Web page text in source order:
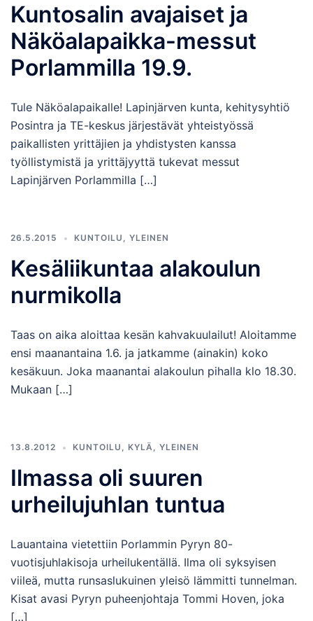
Kuntosalin avajaiset ja
Näköalapaikka-messut
Porlammilla 19.9.
Tule Näköalapaikalle! Lapinjärven kunta, kehitysyhtiö
Posintra ja TE-keskus järjestävät yhteistyössä
paikallisten yrittäjien ja yhdistysten kanssa
työllistymistä ja yrittäjyyttä tukevat messut
Lapinjärven Porlammilla […]
26.5.2015 KUNTOILU , YLEINEN
Kesäliikuntaa alakoulun
nurmikolla
Taas on aika aloittaa kesän kahvakuulailut! Aloitamme
ensi maanantaina 1.6. ja jatkamme (ainakin) koko
kesäkuun. Joka maanantai alakoulun pihalla klo 18.30.
Mukaan […]
13.8.2012 KUNTOILU , KYLÄ, YLEINEN
Ilmassa oli suuren
urheilujuhlan tuntua
Lauantaina vietettiin Porlammin Pyryn 80-
vuotisjuhlakisoja urheilukentällä. Ilma oli syksyisen
viileä, mutta runsaslukuinen yleisö lämmitti tunnelman.
Kisat avasi Pyryn puheenjohtaja Tommi Hoven, joka
[…]